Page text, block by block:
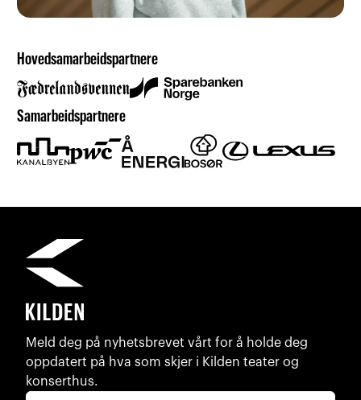
Hovedsamarbeidspartnere
Samarbeidspartnere
Meld deg på nyhetsbrevet vårt for å holde deg
oppdatert på hva som skjer i Kilden teater og
konserthus.